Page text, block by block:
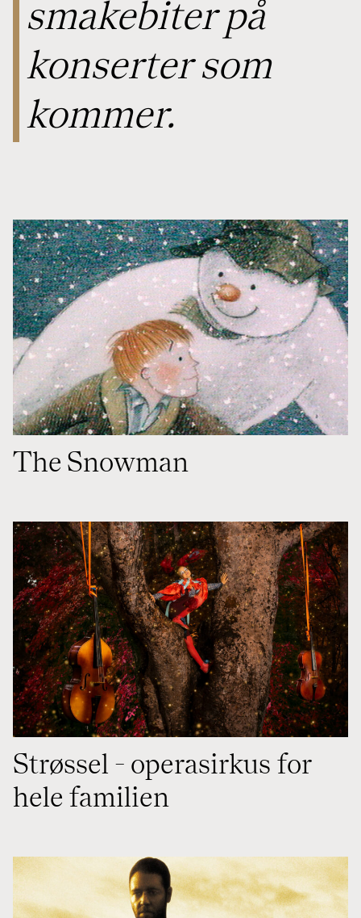
smakebiter på
konserter som
kommer.
The Snowman
Strøssel - operasirkus for
hele familien